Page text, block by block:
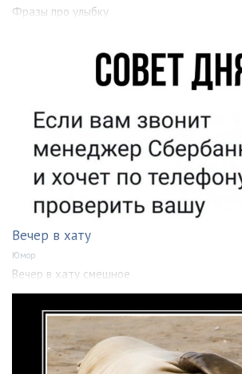
Фразы про улыбку
Вечер в хату
Юмор
Вечер в хату смешное